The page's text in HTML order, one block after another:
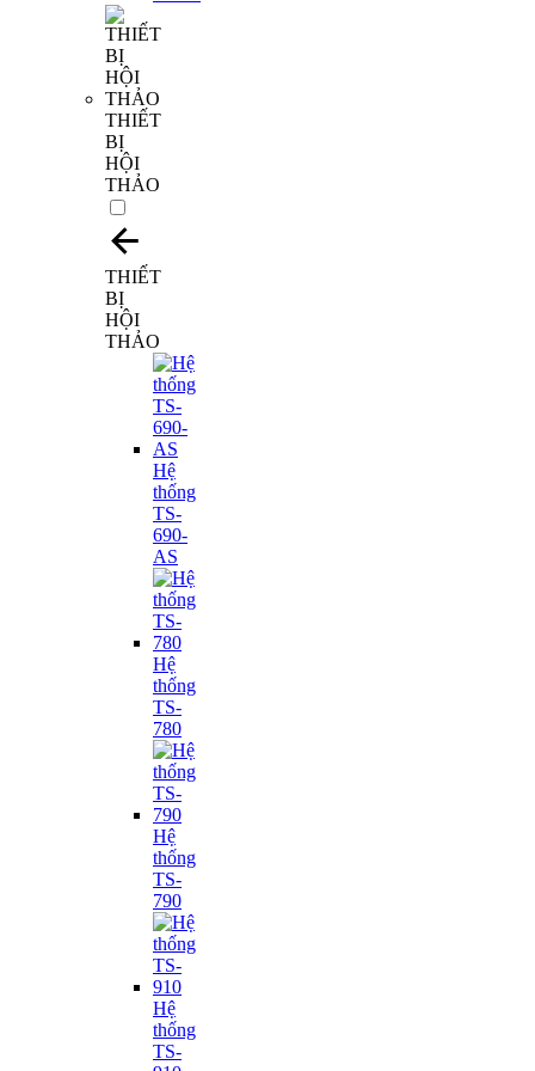
THIẾT
BỊ
HỘI
THẢO
THIẾT
BỊ
HỘI
THẢO
Hệ
thống
TS-
690-
AS
Hệ
thống
TS-
780
Hệ
thống
TS-
790
Hệ
thống
TS-